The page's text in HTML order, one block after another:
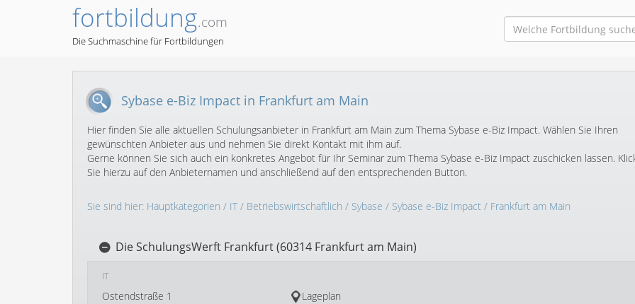
fortbildung.com
Die Suchmaschine für Fortbildungen
Sybase e-Biz Impact in Frankfurt am Main
Hier finden Sie alle aktuellen Schulungsanbieter in Frankfurt am Main zum Thema Sybase e-Biz Impact. Wählen Sie Ihren
gewünschten Anbieter aus und nehmen Sie direkt Kontakt mit ihm auf.
Gerne können Sie sich auch ein konkretes Angebot für Ihr Seminar zum Thema Sybase e-Biz Impact zuschicken lassen.
Sie hierzu auf den Anbieternamen und anschließend auf den entsprechenden Button.
Sie sind hier: Hauptkategorien / IT/ Betriebswirtschaftlich / Sybase / Sybase e-Biz Impact / Frankfurt am Main
Die SchulungsWerft Frankfurt (60314 Frankfurt am Main)
IT
Ostendstraße 1
Lageplan